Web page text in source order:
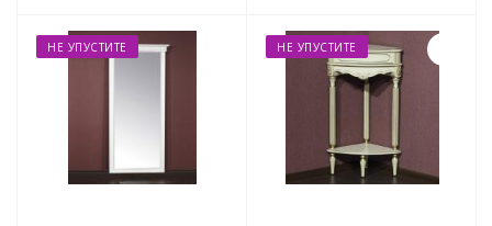
НЕ УПУСТИТЕ НЕ УПУСТИТЕ